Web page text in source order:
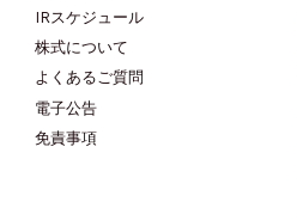
IRスケジュール
株式について
よくあるご質問
電子公告
免責事項